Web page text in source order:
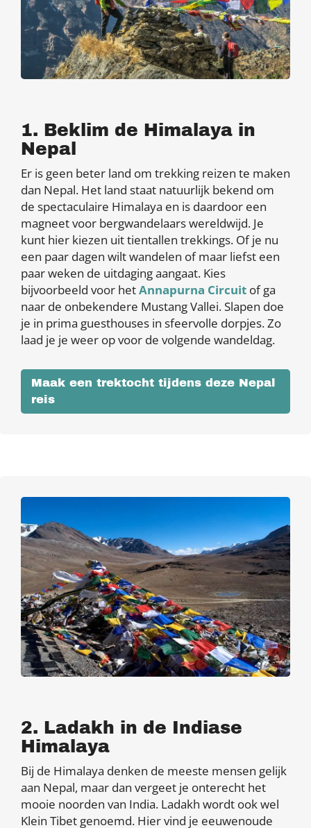
1. Beklim de Himalaya in
Nepal
Er is geen beter land om trekking reizen te maken
dan Nepal. Het land staat natuurlijk bekend om
de spectaculaire Himalaya en is daardoor een
magneet voor bergwandelaars wereldwijd. Je
kunt hier kiezen uit tientallen trekkings. Of je nu
een paar dagen wilt wandelen of maar liefst een
paar weken de uitdaging aangaat. Kies
bijvoorbeeld voor hetAnnapurna Circuit of ga
naar de onbekendere Mustang Vallei. Slapen doe
je in prima guesthouses in sfeervolle dorpjes. Zo
laad je je weer op voor de volgende wandeldag.
Maak een trektocht tijdens deze Nepal
reis
2. Ladakh in de Indiase
Himalaya
Bij de Himalaya denken de meeste mensen gelijk
aan Nepal, maar dan vergeet je onterecht het
mooie noorden van India. Ladakh wordt ook wel
Klein Tibet genoemd. Hier vind je eeuwenoude